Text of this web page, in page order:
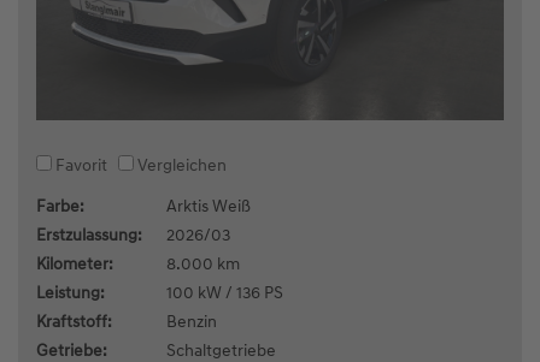
Favorit
Vergleichen
Farbe:
Arktis Weiß
Erstzulassung:
2026/03
Kilometer:
8.000 km
Leistung:
100 kW / 136 PS
Kraftstoff:
Benzin
Getriebe:
Schaltgetriebe